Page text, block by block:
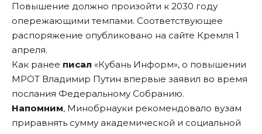
Повышение должно произойти к 2030 году
опережающими темпами. Соответствующее
распоряжение опубликовано на сайте Кремля 1
апреля.
Как ранее писал «Кубань Информ», о повышении
МРОТ Владимир Путин впервые заявил во время
послания Федеральному Собранию.
Напомним, Минобрнауки рекомендовало вузам
приравнять сумму академической и социальной